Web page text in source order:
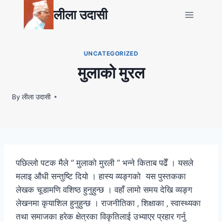
लीला उदासी
UNCATEGORIZED
मुलाको मुरल
By लीला उदासी
पछिल्लो पटक मैले “ मुलाको मुरली ” भन्ने किताब पढेँ । यसले
मलाइ औधी सन्तुष्टि दियो । हास्य व्यङ्गको यस पुस्तकका
लेखक चूडामणि वशिष्ठ हुनुहुन्छ । वहाँ लामो समय देखि व्यङ्ग
लेखनमा कृयाशिल हुनुहुन्छ । राजनीतिका ‚ शिक्षाका ‚ स्वास्थ्यका
तथा समाजका हरेक क्षेत्रका विकृतिलाई उभ्याएर प्रहार गर्नु